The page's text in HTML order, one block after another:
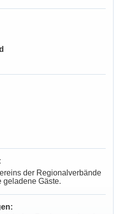
der Regionalverbände
geladene Gäste.